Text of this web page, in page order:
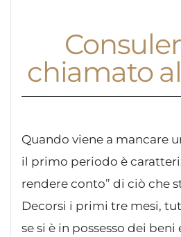
chiamato
Quando viene a mancare
il primo periodo è
rendere conto” di ciò che
Decorsi i primi tre mesi,
se si è in possesso dei